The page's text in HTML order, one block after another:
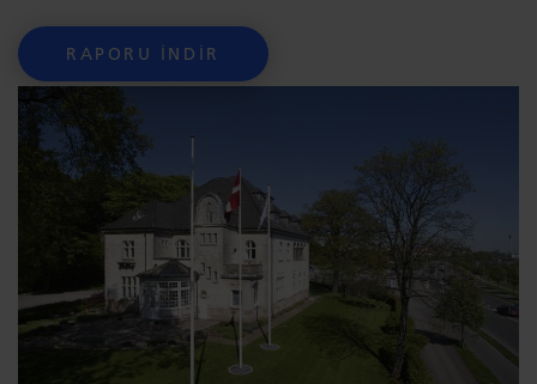
RAPORU İNDIR